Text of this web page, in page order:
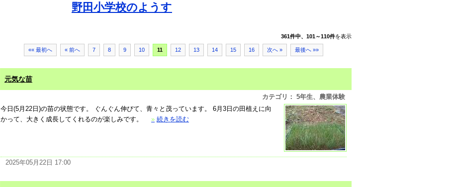
野田小学校のようす
361件中、101～110件を表示
«« 最初へ « 前へ 7 8 9 10 11 12 13 14 15 16 次へ » 最後へ »»
元気な苗
カテゴリ： 5年生、農業体験
今日(5月22日)の苗の状態です。 ぐんぐん伸びて、青々と茂っています。 6月3日の田植えに向
かって、大きく成長してくれるのが楽しみです。
» 続きを読む
2025年05月22日 17:00